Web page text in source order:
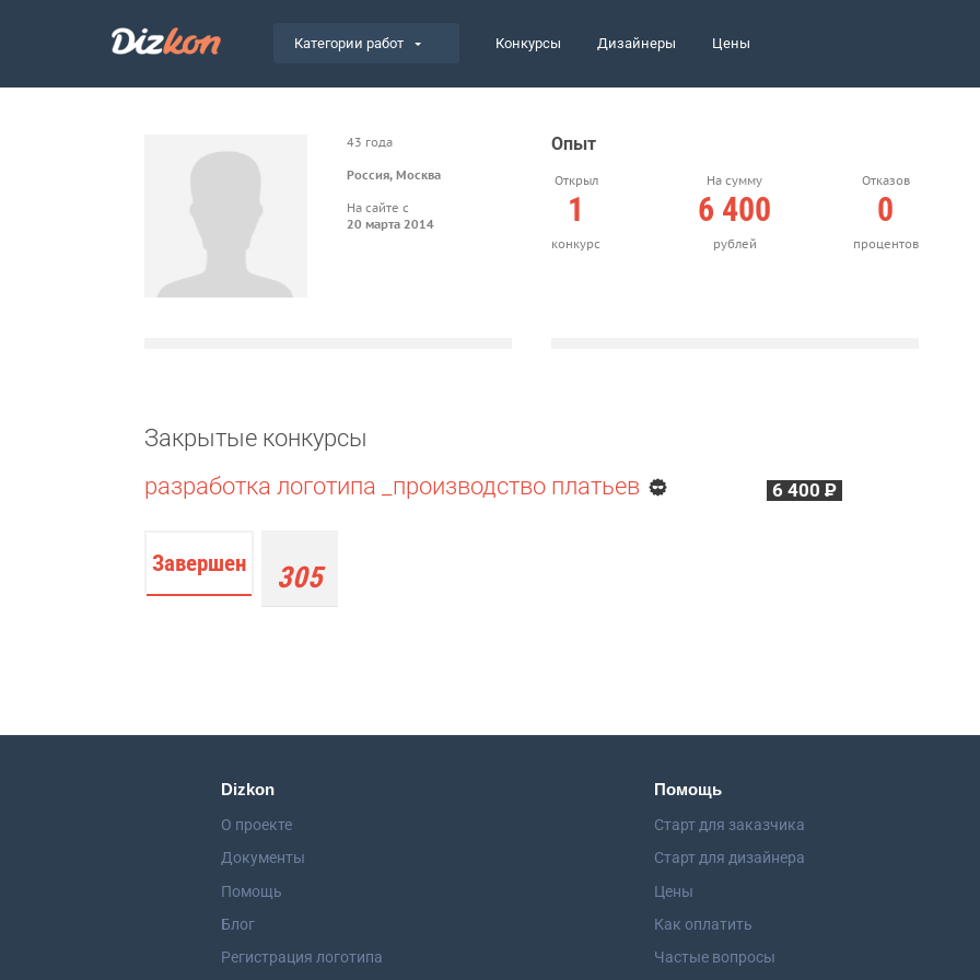
Категории работ Конкурсы Дизайнеры Цены
43 года
Россия, Москва
На сайте с
20 марта 2014
Опыт
Открыл
1
конкурс
На сумму
6 400
рублей
Отказов
0
процентов
Закрытые конкурсы
разработка логотипа _производство платьев
Завершен 305
6 400 Р
Dizkon
О проекте
Документы
Помощь
Блог
Регистрация логотипа
Помощь
Старт для заказчика
Старт для дизайнера
Цены
Как оплатить
Частые вопросы